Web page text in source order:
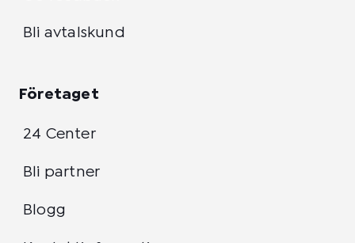
Bli avtalskund
Företaget
24 Center
Bli partner
Blogg